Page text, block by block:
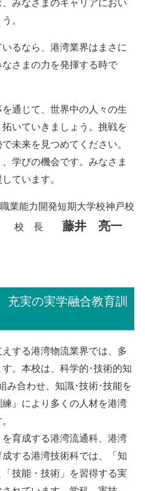
みなさまのキャリアにおい
。
るなら、港湾業界はまさに
さまの力を発揮する時で
通じて、世界中の人々の生
いていきましょう。挑戦を
未来を見つめてください。
学びの機会です。みなさま
ています。
業能力開発短期大学校神戸校
校 長 藤井 亮一
実の実学融合教育訓
する港湾物流業界では、多
。本校は、科学的･技術的知
み合わせ、知識･技術･技能を
』により多くの人材を港湾
育成する港湾流通科、港湾
する港湾技術科では、「知
技能・技術」を習得する実